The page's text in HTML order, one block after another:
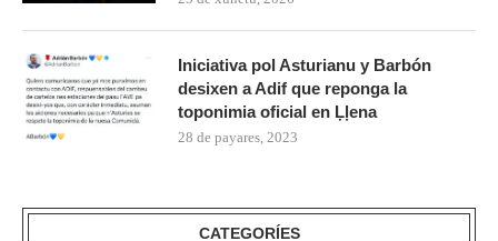
Iniciativa pol Asturianu y Barbón
desixen a Adif que reponga la
toponimia oficial en Ḷḷena
28 de payares, 2023
CATEGORÍES